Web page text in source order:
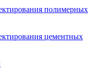
полимерных
цементных